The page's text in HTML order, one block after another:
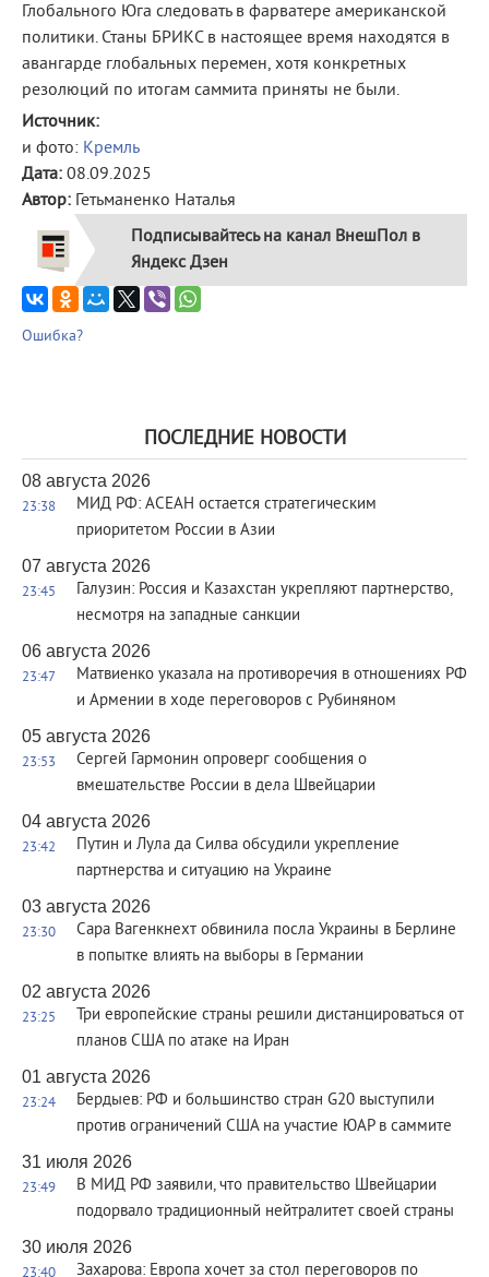
Глобального Юга следовать в фарватере американской
политики. Станы БРИКС в настоящее время находятся в
авангарде глобальных перемен, хотя конкретных
резолюций по итогам саммита приняты не были.
Источник:
и фото: Кремль
Дата: 08.09.2025
Автор: Гетьманенко Наталья
Подписывайтесь на канал ВнешПол в
Яндекс Дзен
Ошибка?
ПОСЛЕДНИЕ НОВОСТИ
08 августа 2026
23:38
МИД РФ: АСЕАН остается стратегическим
приоритетом России в Азии
07 августа 2026
23:45
Галузин: Россия и Казахстан укрепляют партнерство,
несмотря на западные санкции
06 августа 2026
23:47
Матвиенко указала на противоречия в отношениях РФ
и Армении в ходе переговоров с Рубиняном
05 августа 2026
23:53
Сергей Гармонин опроверг сообщения о
вмешательстве России в дела Швейцарии
04 августа 2026
23:42
Путин и Лула да Силва обсудили укрепление
партнерства и ситуацию на Украине
03 августа 2026
23:30
Сара Вагенкнехт обвинила посла Украины в Берлине
в попытке влиять на выборы в Германии
02 августа 2026
23:25
Три европейские страны решили дистанцироваться от
планов США по атаке на Иран
01 августа 2026
23:24
Бердыев: РФ и большинство стран G20 выступили
против ограничений США на участие ЮАР в саммите
31 июля 2026
23:49
В МИД РФ заявили, что правительство Швейцарии
подорвало традиционный нейтралитет своей страны
30 июля 2026
Захарова: Европа хочет за стол переговоров по